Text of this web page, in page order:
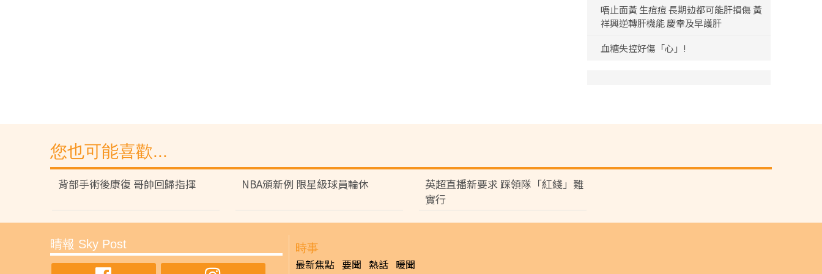
唔止面黃 生痘痘 長期攰都可能肝損傷 黃
祥興逆轉肝機能 慶幸及早護肝
血糖失控好傷「心」!
您也可能喜歡...
背部手術後康復 哥帥回歸指揮 NBA頒新例 限星級球員輪休
英超直播新要求 踩領隊「紅綫」難
實行
晴報 Sky Post 時事
最新焦點 要聞 熱話 暖聞